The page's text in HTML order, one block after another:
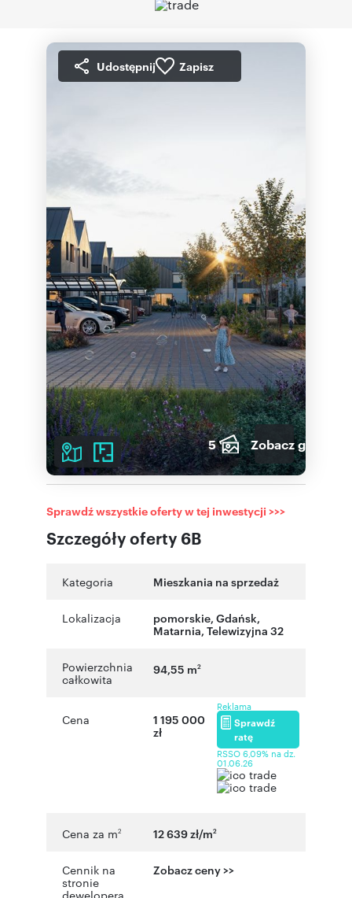
Udostępnij Zapisz
5 Zobacz galerię
Szczegóły oferty 6B
Sprawdź wszystkie oferty w tej inwestycji >>>
Kategoria Mieszkania na sprzedaż
Lokalizacja pomorskie, Gdańsk,
Matarnia, Telewizyjna 32
Powierzchnia
całkowita
94,55 m2
Cena
1 195 000
zł
Reklama
Sprawdź
ratę
RSSO 6,09% na dz.
01.06.26
Cena za m2 12 639 zł/m2
Cennik na
stronie
dewelopera
Zobacz ceny >>